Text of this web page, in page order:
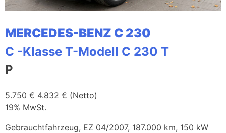
MERCEDES-BENZ C 230
C -Klasse T-Modell C 230 T
P
5.750 € 4.832 € (Netto)
19% MwSt.
Gebrauchtfahrzeug, EZ 04/2007, 187.000 km, 150 kW